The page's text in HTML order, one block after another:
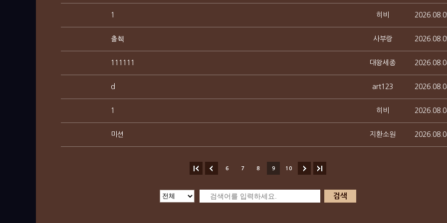
1 히비
출췍 사부랑
111111 대왕세종
d art123
1 히비
미션 지환소원
6 7 8 9 10
검색